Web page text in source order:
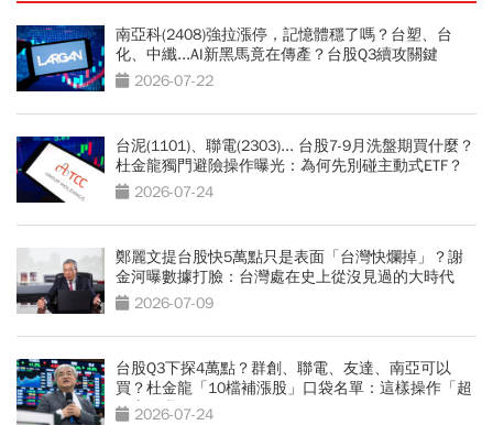
南亞科(2408)強拉漲停，記憶體穩了嗎？台塑、台
化、中纖...AI新黑馬竟在傳產？台股Q3續攻關鍵
2026-07-22
台泥(1101)、聯電(2303)... 台股7-9月洗盤期買什麼？
杜金龍獨門避險操作曝光：為何先別碰主動式ETF？
2026-07-24
鄭麗文提台股快5萬點只是表面「台灣快爛掉」？謝
金河曝數據打臉：台灣處在史上從沒見過的大時代
2026-07-09
台股Q3下探4萬點？群創、聯電、友達、南亞可以
買？杜金龍「10檔補漲股」口袋名單：這樣操作「超
好賺的啦」
2026-07-24